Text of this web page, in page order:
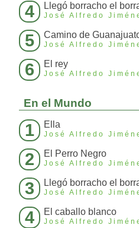
4 Llegó borracho el
José Alfredo
5 Camino de
José Alfredo
6 El rey
José Alfredo
En el Mundo
1 Ella
José Alfredo
2 El Perro Negro
José Alfredo
3 Llegó borracho el
José Alfredo
4 El caballo blanco
José Alfredo